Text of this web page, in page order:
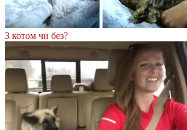
З котом чи без?